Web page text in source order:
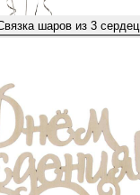
шаров из 3 сердец